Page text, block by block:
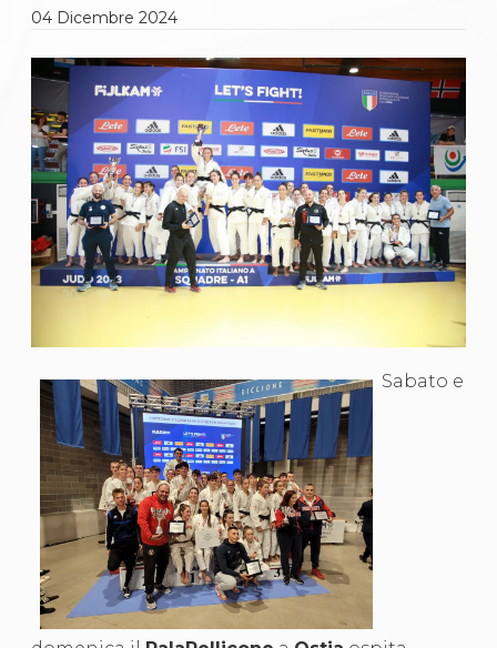
Lotta
La disciplina
Gare e Risultati
Attività Didattica
Albi Federali
Karate
La disciplina
News
Gare e Risultati
Attività Didattica
Albi Federali
Arti marziali
Ju Jitsu
Sumo
Capoeira
Grappling
BJJ
Pancrazio/Pankration
S'istrumpa
News
Calendario Attività
Difesa Personale MGA
La disciplina
04 Dicembre2024
Sabato e